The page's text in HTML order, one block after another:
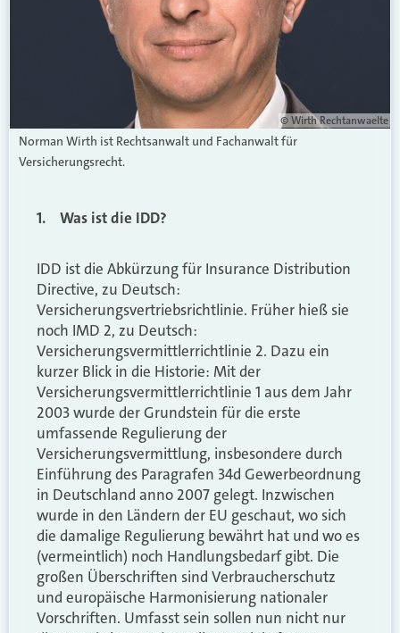
© Wirth Rechtanwaelte
Norman Wirth ist Rechtsanwalt und Fachanwalt für
Versicherungsrecht.
1. Was ist die IDD?
IDD ist die Abkürzung für Insurance Distribution
Directive, zu Deutsch:
Versicherungsvertriebsrichtlinie. Früher hieß sie
noch IMD 2, zu Deutsch:
Versicherungsvermittlerrichtlinie 2. Dazu ein
kurzer Blick in die Historie: Mit der
Versicherungsvermittlerrichtlinie 1 aus dem Jahr
2003 wurde der Grundstein für die erste
umfassende Regulierung der
Versicherungsvermittlung, insbesondere durch
Einführung des Paragrafen 34d Gewerbeordnung
in Deutschland anno 2007 gelegt. Inzwischen
wurde in den Ländern der EU geschaut, wo sich
die damalige Regulierung bewährt hat und wo es
(vermeintlich) noch Handlungsbedarf gibt. Die
großen Überschriften sind Verbraucherschutz
und europäische Harmonisierung nationaler
Vorschriften. Umfasst sein sollen nun nicht nur